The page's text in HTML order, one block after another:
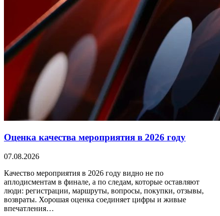
Оценка качества мероприятия в 2026 году
07.08.2026
Качество мероприятия в 2026 году видно не по
аплодисментам в финале, а по следам, которые оставляют
люди: регистрации, маршруты, вопросы, покупки, отзывы,
возвраты. Хорошая оценка соединяет цифры и живые
впечатления…